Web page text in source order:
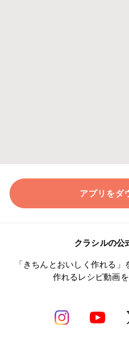
アプリをダ
クラシルの公
「きちんとおいしく作れる
作れるレシピ動画